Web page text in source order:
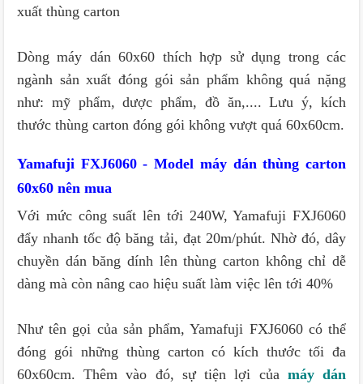
xuất thùng carton
Dòng máy dán 60x60 thích hợp sử dụng trong các
ngành sản xuất đóng gói sản phẩm không quá nặng
như: mỹ phẩm, dược phẩm, đồ ăn,.... Lưu ý, kích
thước thùng carton đóng gói không vượt quá 60x60cm.
Yamafuji FXJ6060 - Model máy dán thùng carton
60x60 nên mua
Với mức công suất lên tới 240W, Yamafuji FXJ6060
đẩy nhanh tốc độ băng tải, đạt 20m/phút. Nhờ đó, dây
chuyền dán băng dính lên thùng carton không chỉ dễ
dàng mà còn nâng cao hiệu suất làm việc lên tới 40%
Như tên gọi của sản phẩm, Yamafuji FXJ6060 có thể
đóng gói những thùng carton có kích thước tối đa
60x60cm. Thêm vào đó, sự tiện lợi của máy dán